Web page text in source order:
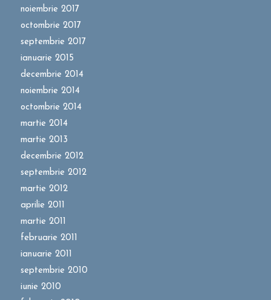
noiembrie 2017
octombrie 2017
septembrie 2017
ianuarie 2015
decembrie 2014
noiembrie 2014
octombrie 2014
martie 2014
martie 2013
decembrie 2012
septembrie 2012
martie 2012
aprilie 2011
martie 2011
februarie 2011
ianuarie 2011
septembrie 2010
iunie 2010